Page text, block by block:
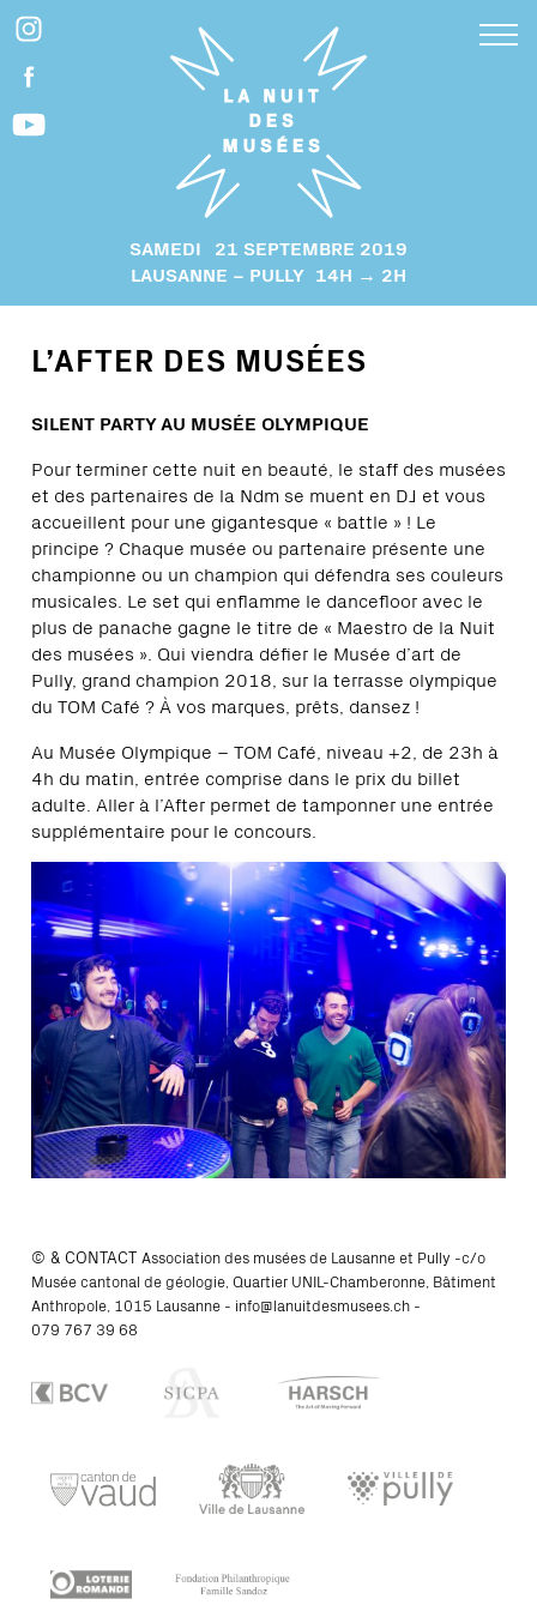
SAMEDI 21 SEPTEMBRE 2019
LAUSANNE – PULLY 14H → 2H
L’AFTER DES MUSÉES
SILENT PARTY AU MUSÉE OLYMPIQUE
Pour terminer cette nuit en beauté, le staff des musées
et des partenaires de la Ndm se muent en DJ et vous
accueillent pour une gigantesque « battle » ! Le
principe ? Chaque musée ou partenaire présente une
championne ou un champion qui défendra ses couleurs
musicales. Le set qui enflamme le dancefloor avec le
plus de panache gagne le titre de « Maestro de la Nuit
des musées ». Qui viendra défier le Musée d’art de
Pully, grand champion 2018, sur la terrasse olympique
du TOM Café ? À vos marques, prêts, dansez !
Au Musée Olympique – TOM Café, niveau +2, de 23h à
4h du matin, entrée comprise dans le prix du billet
adulte. Aller à l’After permet de tamponner une entrée
supplémentaire pour le concours.
© & CONTACT Association des musées de Lausanne et Pully -c/o
Musée cantonal de géologie, Quartier UNIL-Chamberonne, Bâtiment
Anthropole, 1015 Lausanne - info@lanuitdesmusees.ch-
079 767 39 68